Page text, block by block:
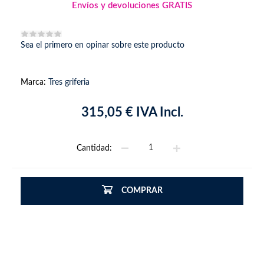
Envíos y devoluciones GRATIS
Sea el primero en opinar sobre este producto
Marca: Tres griferia
315,05 € IVA Incl.
Cantidad:
COMPRAR